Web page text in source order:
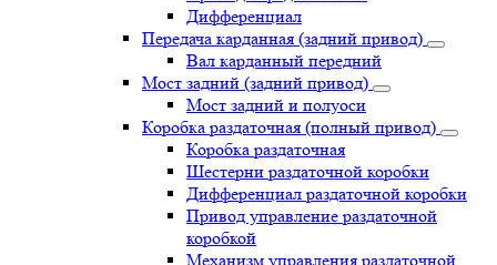
Дифференциал
Передача карданная (задний привод)
Вал карданный передний
Мост задний (задний привод)
Мост задний и полуоси
Коробка раздаточная (полный привод)
Коробка раздаточная
Шестерни раздаточной коробки
Дифференциал раздаточной коробки
Привод управление раздаточной
коробкой
Механизм управления раздаточной